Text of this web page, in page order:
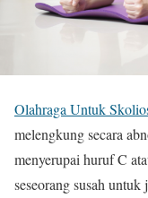
Olahraga Untuk
melengkung secara
menyerupai huruf C
seseorang susah